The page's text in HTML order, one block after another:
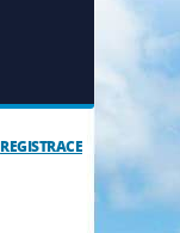
REGISTRACE